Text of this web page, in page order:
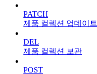
PATCH
제품 컬렉션 업데이트
DEL
제품 컬렉션 보관
POST